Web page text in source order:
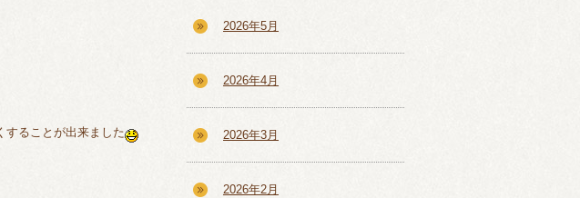
することが出来ました
2026年5月
2026年4月
2026年3月
2026年2月